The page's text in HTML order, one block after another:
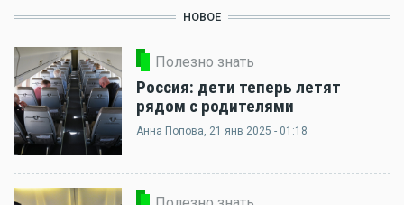
НОВОЕ
Полезно знать
Россия: дети теперь летят
рядом с родителями
Анна Попова, 21 янв 2025 - 01:18